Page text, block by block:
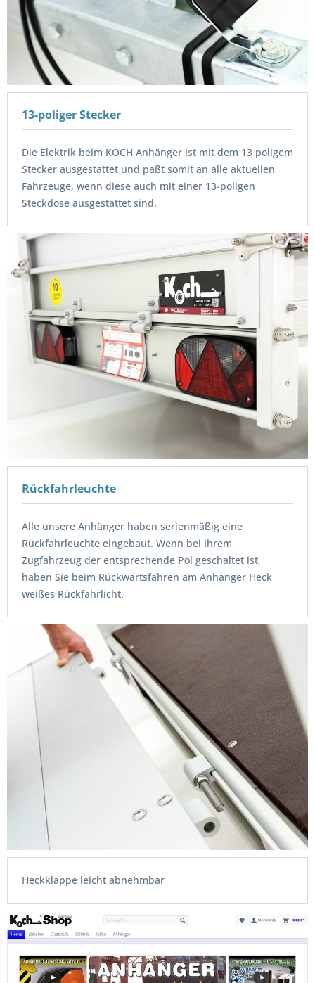
13-poliger Stecker
Die Elektrik beim KOCH Anhänger ist mit dem 13 poligem
Stecker ausgestattet und paßt somit an alle aktuellen
Fahrzeuge, wenn diese auch mit einer 13-poligen
Steckdose ausgestattet sind.
Rückfahrleuchte
Alle unsere Anhänger haben serienmäßig eine
Rückfahrleuchte eingebaut. Wenn bei Ihrem
Zugfahrzeug der entsprechende Pol geschaltet ist,
haben Sie beim Rückwärtsfahren am Anhänger Heck
weißes Rückfahrlicht.
Heckklappe leicht abnehmbar